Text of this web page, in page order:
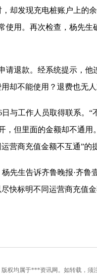
发现充电桩账户上的余
用。再次检查，杨先
退款。经系统提示，他
却不能使用？退费也无
工作人员取得联系。“
但里面的金额却不通用
营商充值金额不互通”的
生告诉齐鲁晚报·齐鲁
快标明不同运营商充值
权均属于***资讯网。如转载，须